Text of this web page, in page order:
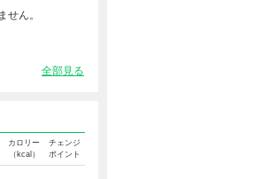
せん。
全部見る
カロリー
（kcal）
チェンジ
ポイント